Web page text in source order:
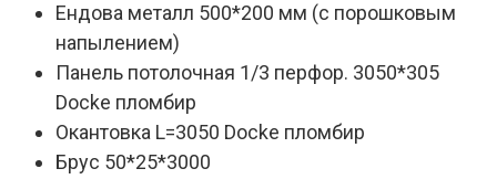
Ендова металл 500*200 мм (с порошковым
напылением)
Панель потолочная 1/3 перфор. 3050*305
Docke пломбир
Окантовка L=3050 Docke пломбир
Брус 50*25*3000